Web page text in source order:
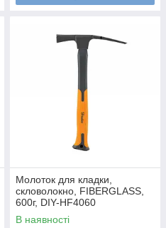
Молоток для кладки,
скловолокно, FIBERGLASS,
600г, DIY-HF4060
В наявності